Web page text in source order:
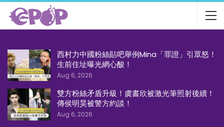
西村力中國粉絲貼吧舉例Mina「罪證」引眾怒！
生前住址曝光網心酸！
Aug 6, 2026
雙方粉絲矛盾升級！虞書欣被激光筆照射後續！
傳侯明昊被警方約談！
Aug 6, 2026